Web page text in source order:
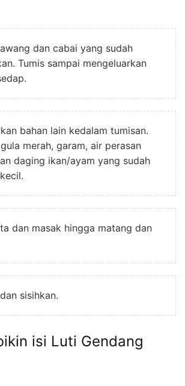
dan cabai yang sudah
Tumis sampai mengeluarkan
bahan lain kedalam tumisan.
merah, garam, air perasan
daging ikan/ayam yang sudah
dan masak hingga matang dan
sisihkan.
isi Luti Gendang